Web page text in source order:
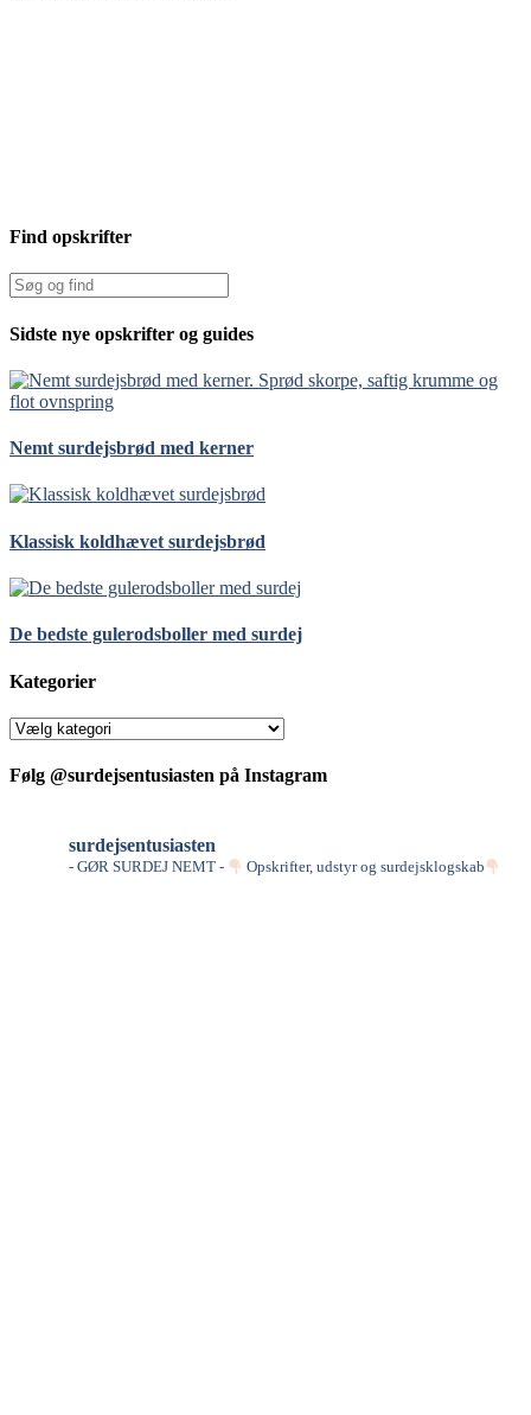
Find opskrifter
Sidste nye opskrifter og guides
Nemt surdejsbrød med kerner
Klassisk koldhævet surdejsbrød
De bedste gulerodsboller med surdej
Kategorier
Kategorier
Følg @surdejsentusiasten på Instagram
surdejsentusiasten
- GØR SURDEJ NEMT - Opskrifter, udstyr og surdejsklogskab